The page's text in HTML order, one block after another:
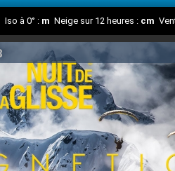
Aujourd'hui : T° Min : °C T° Max :°C
Iso à 0° : m Neige sur 12 heures : cm
Suivez en direct l'actualité des stations